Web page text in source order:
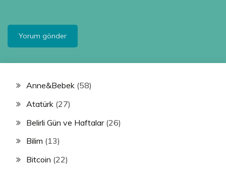
Anne&Bebek (58)
Atatürk (27)
Belirli Gün ve Haftalar(26)
Bilim (13)
Bitcoin (22)